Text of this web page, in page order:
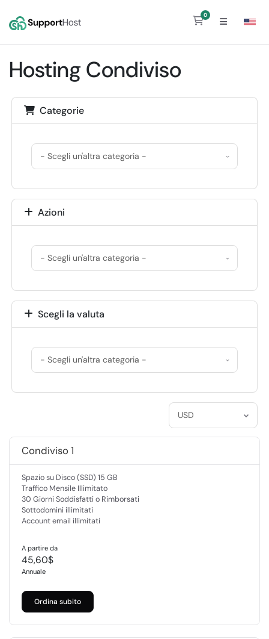
0
Carrello
Hosting Condiviso
Categorie
Azioni
Scegli la valuta
Condiviso 1
Spazio su Disco (SSD) 15 GB
Traffico Mensile Illimitato
30 Giorni Soddisfatti o Rimborsati
Sottodomini illimitati
Account email illimitati
A partire da
45,60$
Annuale
Ordina subito